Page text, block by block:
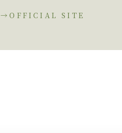
→OFFICIAL SITE